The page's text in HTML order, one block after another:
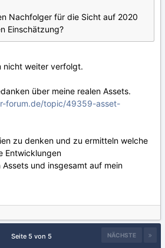
Nachfolger für die Sicht auf 2020
Einschätzung?
nicht weiter verfolgt.
über meine realen Assets.
forum.de/topic/49359-asset-
zu denken und zu ermitteln welche
Entwicklungen
und insgesamt auf mein
NÄCHSTE
Seite 5 von 5